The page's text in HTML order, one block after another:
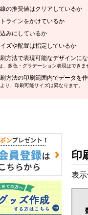
の推奨値はクリアしているか
ラインをかけているか
みにしているか
ズや配置は指定しているか
方法で表現可能なデザインに
多色・グラデーション表現はできま
方法の印刷範囲内でデータを
り、印刷可能サイズは異なります。
印
表